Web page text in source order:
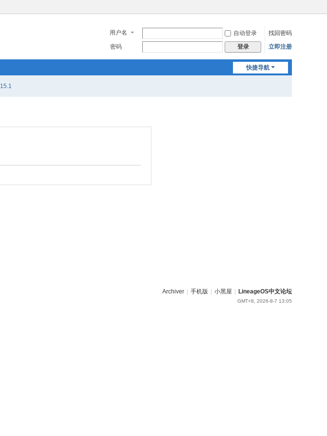
用户名 自动登录
找回密码
密码
登录 立即注册
快捷导航
15.1
Archiver 手机版 小黑屋 LineageOS中文论坛
GMT+8, 2026-8-7 13:05